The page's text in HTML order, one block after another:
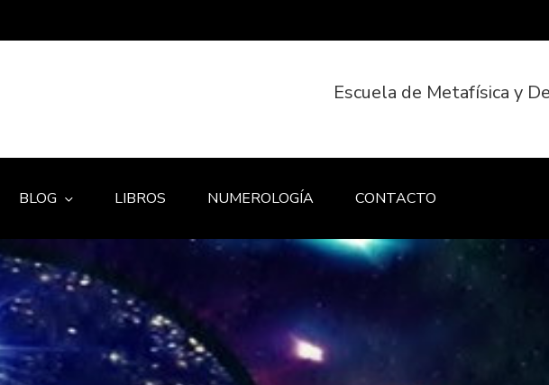
Escuela de Metafísica y
BLOG LIBROS NUMEROLOGÍA CONTACTO